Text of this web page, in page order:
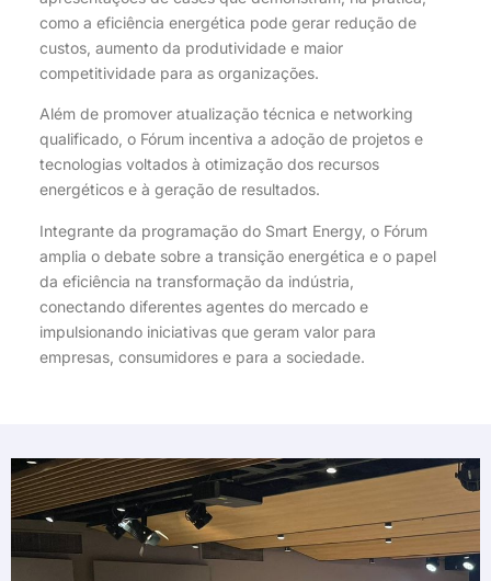
como a eficiência energética pode gerar redução de
custos, aumento da produtividade e maior
competitividade para as organizações.
Além de promover atualização técnica e networking
qualificado, o Fórum incentiva a adoção de projetos e
tecnologias voltados à otimização dos recursos
energéticos e à geração de resultados.
Integrante da programação do Smart Energy, o Fórum
amplia o debate sobre a transição energética e o papel
da eficiência na transformação da indústria,
conectando diferentes agentes do mercado e
impulsionando iniciativas que geram valor para
empresas, consumidores e para a sociedade.